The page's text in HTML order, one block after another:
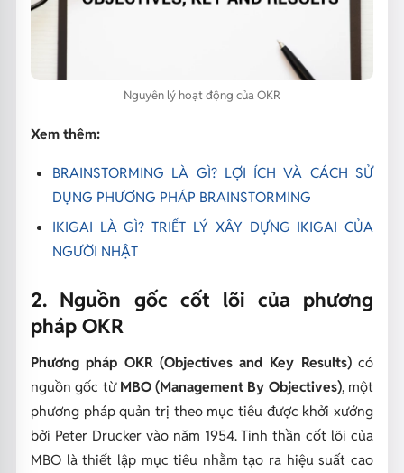
Nguyên lý hoạt động của OKR
Xem thêm:
BRAINSTORMING LÀ GÌ? LỢI ÍCH VÀ CÁCH SỬ
DỤNG PHƯƠNG PHÁP BRAINSTORMING
IKIGAI LÀ GÌ? TRIẾT LÝ XÂY DỰNG IKIGAI CỦA
NGƯỜI NHẬT
2. Nguồn gốc cốt lõi của phương
pháp OKR
Phương pháp OKR (Objectives and Key Results)có
nguồn gốc từ MBO (Management By Objectives), một
phương pháp quản trị theo mục tiêu được khởi xướng
bởi Peter Drucker vào năm 1954. Tinh thần cốt lõi của
MBO là thiết lập mục tiêu nhằm tạo ra hiệu suất cao